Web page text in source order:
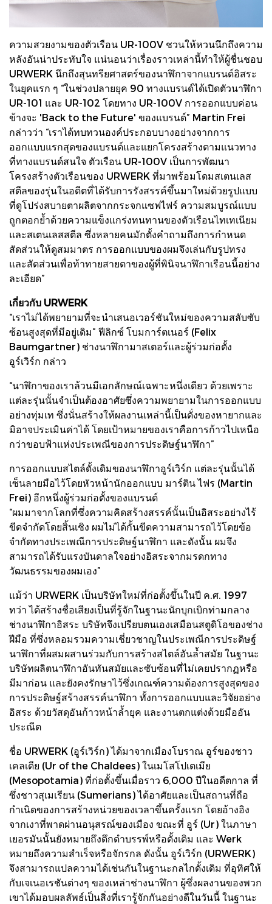
ความสวยงามของตัวเรือน UR-100V ชวนให้หวนนึกถึงความ
หลังอันน่าประทับใจ แน่นอนว่าเรื่องราวเหล่านี้ทำให้ผู้ชื่นชอบ
URWERK นึกถึงสุนทรียศาสตร์ของนาฬิกาจากแบรนด์อิสระ
ในยุคแรก ๆ “ในช่วงปลายยุค 90 ทางแบรนด์ได้เปิดตัวนาฬิกา
UR-101 และ UR-102 โดยทาง UR-100V การออกแบบค่อน
ข้างจะ 'Back to the Future' ของแบรนด์” Martin Frei
กล่าวว่า “เราได้ทบทวนองค์ประกอบบางอย่างจากการ
ออกแบบแรกสุดของแบรนด์และแยกโครงสร้างตามแนวทาง
ที่ทางแบรนด์สนใจ ตัวเรือน UR-100V เป็นการพัฒนา
โครงสร้างตัวเรือนของ URWERK ที่มาพร้อมโดมสเตนเลส
สตีลของรุ่นในอดีตที่ได้รับการรังสรรค์ขึ้นมาใหม่ด้วยรูปแบบ
ที่ดูโปร่งสบายตาผลิตจากกระจกแซฟไฟร์ ความสมบูรณ์แบบ
ถูกตอกย้ำด้วยความแข็งแกร่งทนทานของตัวเรือนไทเทเนียม
และสเตนเลสสตีล ซึ่งหลายคนมักตั้งคำถามถึงการกำหนด
สัดส่วนให้ดูสมมาตร การออกแบบของผมจึงเล่นกับรูปทรง
และสัดส่วนเพื่อท้าทายสายตาของผู้ที่พินิจนาฬิกาเรือนนี้อย่าง
ละเอียด”
เกี่ยวกับ URWERK
“เราไม่ได้พยายามที่จะนำเสนอเวอร์ชันใหม่ของความสลับซับ
ซ้อนสูงสุดที่มีอยู่เดิม” ฟีลิกซ์ โบมการ์ตเนอร์ (Felix
Baumgartner) ช่างนาฬิกามาสเตอร์และผู้ร่วมก่อตั้ง
อูร์เวิร์ก กล่าว
“นาฬิกาของเราล้วนมีเอกลักษณ์เฉพาะหนึ่งเดียว ด้วยเพราะ
แต่ละรุ่นนั้นจำเป็นต้องอาศัยซึ่งความพยายามในการออกแบบ
อย่างทุ่มเท ซึ่งนั่นสร้างให้ผลงานเหล่านี้เป็นดั่งของหายากและ
มิอาจประเมินค่าได้ โดยเป้าหมายของเราคือการก้าวไปเหนือ
กว่าขอบฟ้าแห่งประเพณีของการประดิษฐ์นาฬิกา”
การออกแบบสไตล์ดั้งเดิมของนาฬิกาอูร์เวิร์ก แต่ละรุ่นนั้นได้
เซ็นลายมือไว้โดยหัวหน้านักออกแบบ มาร์ติน ไฟร (Martin
Frei) อีกหนึ่งผู้ร่วมก่อตั้งของแบรนด์
“ผมมาจากโลกที่ซึ่งความคิดสร้างสรรค์นั้นเป็นอิสระอย่างไร้
ขีดจำกัดโดยสิ้นเชิง ผมไม่ได้กั้นขีดความสามารถไว้โดยข้อ
จำกัดทางประเพณีการประดิษฐ์นาฬิกา และดังนั้น ผมจึง
สามารถได้รับแรงบันดาลใจอย่างอิสระจากมรดกทาง
วัฒนธรรมของผมเอง”
แม้ว่า URWERK เป็นบริษัทใหม่ที่ก่อตั้งขึ้นในปี ค.ศ. 1997
ทว่า ได้สร้างชื่อเสียงเป็นที่รู้จักในฐานะนักบุกเบิกท่ามกลาง
ช่างนาฬิกาอิสระ บริษัทจึงเปรียบตนเองเสมือนสตูดิโอของช่าง
ฝีมือ ที่ซึ่งหลอมรวมความเชี่ยวชาญในประเพณีการประดิษฐ์
นาฬิกาที่ผสมผสานร่วมกับการสร้างสไตล์อันล้ำสมัย ในฐานะ
บริษัทผลิตนาฬิกาอันทันสมัยและซับซ้อนที่ไม่เคยปรากฏหรือ
มีมาก่อน และยังคงรักษาไว้ซึ่งเกณฑ์ความต้องการสูงสุดของ
การประดิษฐ์สร้างสรรค์นาฬิกา ทั้งการออกแบบและวิจัยอย่าง
อิสระ ด้วยวัสดุอันก้าวหน้าล้ำยุค และงานตกแต่งด้วยมืออัน
ประณีต
ชื่อ URWERK (อูร์เวิร์ก) ได้มาจากเมืองโบราณ อูร์ของชาว
เคลเดีย (Ur of the Chaldees) ในเมโสโปเตเมีย
(Mesopotamia) ที่ก่อตั้งขึ้นเมื่อราว 6,000 ปีในอดีตกาล ที่
ซึ่งชาวสุเมเรียน (Sumerians) ได้อาศัยและเป็นสถานที่ถือ
กำเนิดของการสร้างหน่วยของเวลาขึ้นครั้งแรก โดยอ้างอิง
จากเงาที่พาดผ่านอนุสรณ์ของเมือง ขณะที่ อูร์ (Ur) ในภาษา
เยอรมันนั้นยังหมายถึงดึกดำบรรพ์หรือดั้งเดิม และ Werk
หมายถึงความสำเร็จหรือจักรกล ดังนั้น อูร์เวิร์ก (URWERK)
จึงสามารถแปลความได้เช่นกันในฐานะกลไกดั้งเดิม ที่อุทิศให้
กับเจเนอเรชันต่างๆ ของเหล่าช่างนาฬิกา ผู้ซึ่งผลงานของพวก
เขาได้มอบผลลัพธ์เป็นสิ่งที่เรารู้จักกันอย่างดีในวันนี้ ในฐานะ